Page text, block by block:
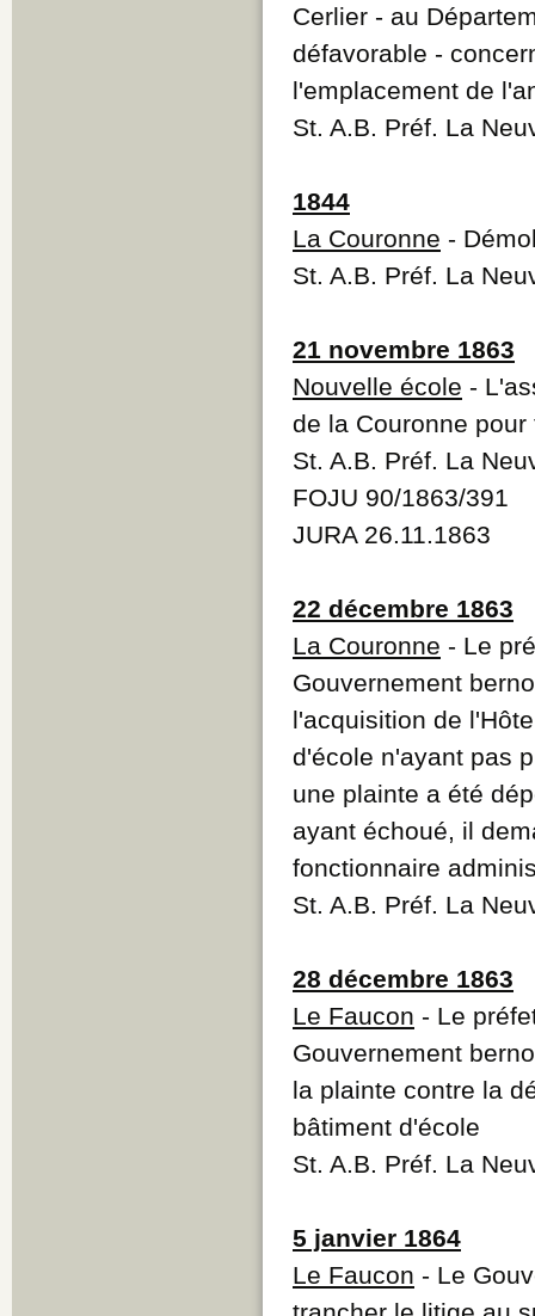
Cerlier - au
défavorable -
l'emplacement de
St. A.B. Préf. La
1844
La Couronne -
St. A.B. Préf. La
21 novembre 1863
Nouvelle école -
de la Couronne
St. A.B. Préf. La
FOJU 90/1863/391
JURA 26.11.1863
22 décembre 1863
La Couronne - Le
Gouvernement
l'acquisition de
d'école n'ayant pas
une plainte a été
ayant échoué, il
fonctionnaire
St. A.B. Préf. La
28 décembre 1863
Le Faucon - Le
Gouvernement
la plainte contre la
bâtiment d'école
St. A.B. Préf. La
5 janvier 1864
Le Faucon - Le